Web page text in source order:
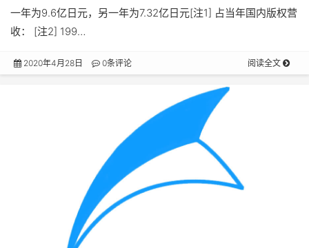
一年为9.6亿日元，另一年为7.32亿日元[注1] 占当年国内版权营
收： [注2] 199…
2020年4月28日 0条评论 阅读全文